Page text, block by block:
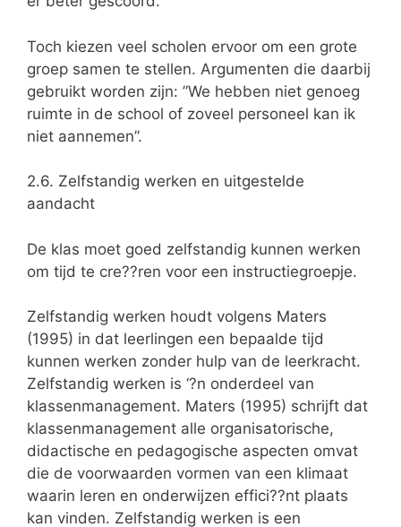
Toch kiezen veel scholen ervoor om een grote
groep samen te stellen. Argumenten die daarbij
gebruikt worden zijn: ”We hebben niet genoeg
ruimte in de school of zoveel personeel kan ik
niet aannemen”.
2.6. Zelfstandig werken en uitgestelde
aandacht
De klas moet goed zelfstandig kunnen werken
om tijd te cre??ren voor een instructiegroepje.
Zelfstandig werken houdt volgens Maters
(1995) in dat leerlingen een bepaalde tijd
kunnen werken zonder hulp van de leerkracht.
Zelfstandig werken is ‘?n onderdeel van
klassenmanagement. Maters (1995) schrijft dat
klassenmanagement alle organisatorische,
didactische en pedagogische aspecten omvat
die de voorwaarden vormen van een klimaat
waarin leren en onderwijzen effici??nt plaats
kan vinden. Zelfstandig werken is een